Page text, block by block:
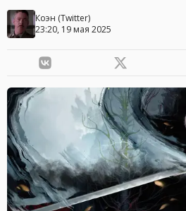
Коэн (Twitter)
23:20, 19 мая 2025